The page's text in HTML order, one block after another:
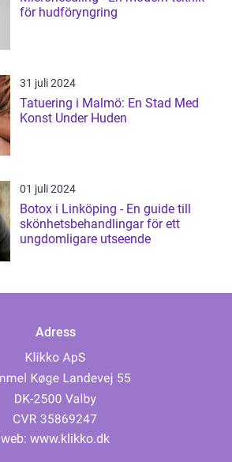
för hudföryngring
31 juli 2024
Tatuering i Malmö: En Stad Med
Konst Under Huden
01 juli 2024
Botox i Linköping - En guide till
skönhetsbehandlingar för ett
ungdomligare utseende
Adress
web: www.klikko.dk